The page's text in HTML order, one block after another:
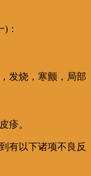
：
发烧，寒颤，局部
疹。
有以下诸项不良反